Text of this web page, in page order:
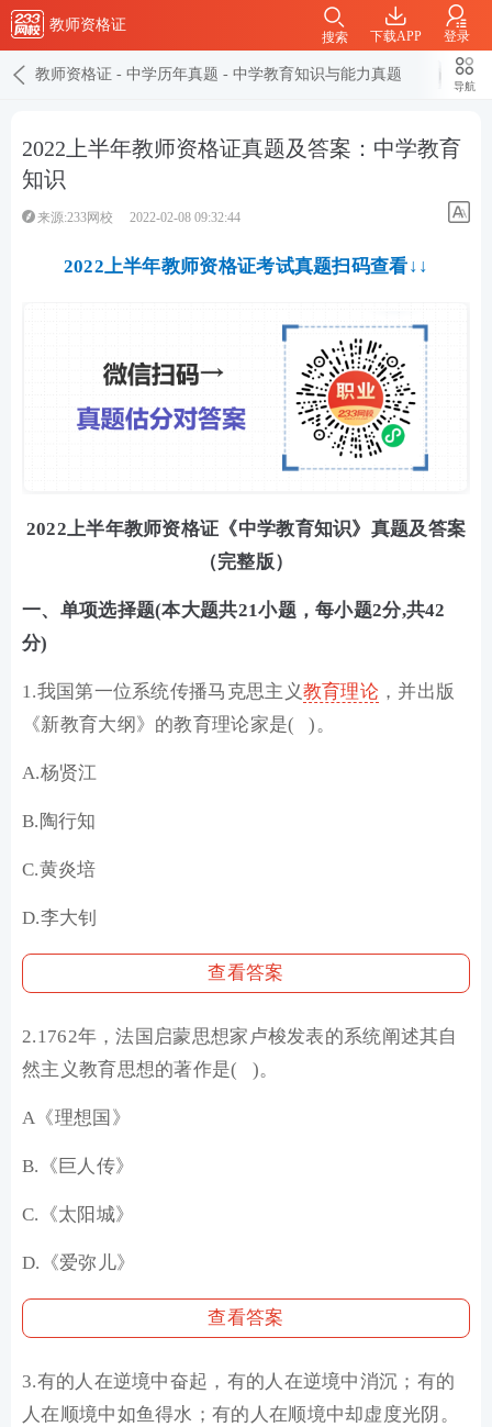
教师资格证
下载APP 登录
搜索
教师资格证 - 中学历年真题 - 中学教育知识与能力真题
导航
2022上半年教师资格证真题及答案：中学教育
知识
来源:233网校 2022-02-08 09:32:44
2022上半年教师资格证考试真题扫码查看↓↓
2022上半年教师资格证《中学教育知识》真题及答案
（完整版）
一、单项选择题(本大题共21小题，每小题2分,共42
分)
1.我国第一位系统传播马克思主义教育理论 ，并出版
《新教育大纲》的教育理论家是( )。
A.杨贤江
B.陶行知
C.黄炎培
D.李大钊
查看答案
2.1762年，法国启蒙思想家卢梭发表的系统阐述其自
然主义教育思想的著作是( )。
A《理想国》
B.《巨人传》
C.《太阳城》
D.《爱弥儿》
查看答案
3.有的人在逆境中奋起，有的人在逆境中消沉；有的
人在顺境中如鱼得水；有的人在顺境中却虚度光阴。